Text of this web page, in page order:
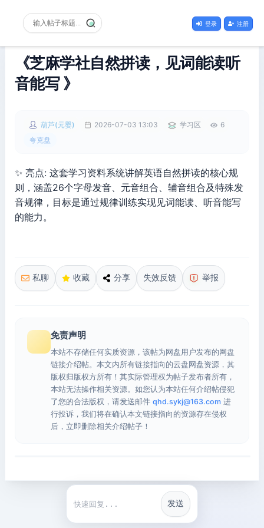
登录 注册
《芝麻学社自然拼读，见词能读听
音能写 》
葫芦(元婴) 2026-07-03 13:03 学习区
6
夸克盘
✨ 亮点: 这套学习资料系统讲解英语自然拼读的核心规
则，涵盖26个字母发音、元音组合、辅音组合及特殊发
音规律，目标是通过规律训练实现见词能读、听音能写
的能力。
私聊 收藏 分享 失效反馈 举报
免责声明
本站不存储任何实质资源，该帖为网盘用户发布的网盘
链接介绍帖。本文内所有链接指向的云盘网盘资源，其
版权归版权方所有！其实际管理权为帖子发布者所有，
本站无法操作相关资源。如您认为本站任何介绍帖侵犯
了您的合法版权，请发送邮件 qhd.sykj@163.com 进
行投诉，我们将在确认本文链接指向的资源存在侵权
后，立即删除相关介绍帖子！
快捷回复
发送